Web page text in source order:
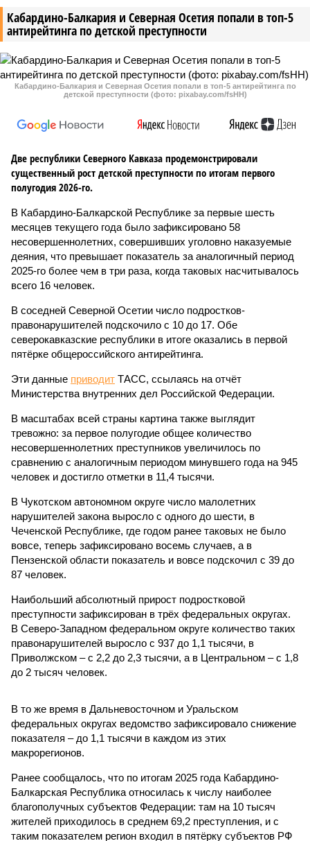
Кабардино-Балкария и Северная Осетия попали в топ-5
антирейтинга по детской преступности
Кабардино-Балкария и Северная Осетия попали в топ-5 антирейтинга по
детской преступности (фото: pixabay.com/fsHH)
Две республики Северного Кавказа продемонстрировали
существенный рост детской преступности по итогам первого
полугодия 2026-го.
В Кабардино-Балкарской Республике за первые шесть
месяцев текущего года было зафиксировано 58
несовершеннолетних, совершивших уголовно наказуемые
деяния, что превышает показатель за аналогичный период
2025-го более чем в три раза, когда таковых насчитывалось
всего 16 человек.
В соседней Северной Осетии число подростков-
правонарушителей подскочило с 10 до 17. Обе
северокавказские республики в итоге оказались в первой
пятёрке общероссийского антирейтинга.
Эти данные приводит ТАСС, ссылаясь на отчёт
Министерства внутренних дел Российской Федерации.
В масштабах всей страны картина также выглядит
тревожно: за первое полугодие общее количество
несовершеннолетних преступников увеличилось по
сравнению с аналогичным периодом минувшего года на 945
человек и достигло отметки в 11,4 тысячи.
В Чукотском автономном округе число малолетних
нарушителей закона выросло с одного до шести, в
Чеченской Республике, где годом ранее таковых не было
вовсе, теперь зафиксировано восемь случаев, а в
Пензенской области показатель и вовсе подскочил с 39 до
87 человек.
Наибольший абсолютный прирост подростковой
преступности зафиксирован в трёх федеральных округах.
В Северо-Западном федеральном округе количество таких
правонарушителей выросло с 937 до 1,1 тысячи, в
Приволжском – с 2,2 до 2,3 тысячи, а в Центральном – с 1,8
до 2 тысяч человек.
В то же время в Дальневосточном и Уральском
федеральных округах ведомство зафиксировало снижение
показателя – до 1,1 тысячи в каждом из этих
макрорегионов.
Ранее сообщалось, что по итогам 2025 года Кабардино-
Балкарская Республика относилась к числу наиболее
благополучных субъектов Федерации: там на 10 тысяч
жителей приходилось в среднем 69,2 преступления, и с
таким показателем регион входил в пятёрку субъектов РФ